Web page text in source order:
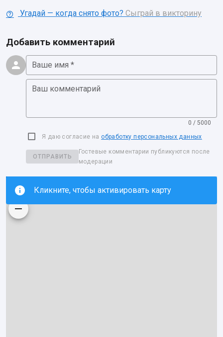
Угадай — когда снято фото? Сыграй в викторину
Добавить комментарий
Ваше имя *
Ваш комментарий
0 / 5000
Я даю согласие на обработку персональных данных
ОТПРАВИТЬ
Гостевые комментарии публикуются после
модерации
Кликните, чтобы активировать карту